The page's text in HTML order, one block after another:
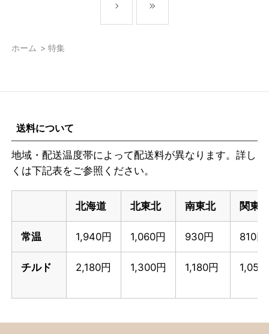
ホーム > 特集
送料について
地域・配送温度帯によって配送料が異なります。詳し
くは下記表をご参照ください。
北海道 北東北 南東北 関東
常温 1,940円 1,060円 930円 810円
チルド 2,180円 1,300円 1,180円 1,050